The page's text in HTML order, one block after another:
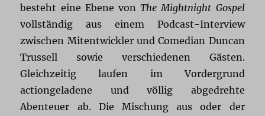
besteht eine Ebene vonThe Mightnight Gospel
vollständig aus einem Podcast-Interview
zwischen Mitentwickler und Comedian Duncan
Trussell sowie verschiedenen Gästen.
Gleichzeitig laufen im Vordergrund
actiongeladene und völlig abgedrehte
Abenteuer ab. Die Mischung aus oder der